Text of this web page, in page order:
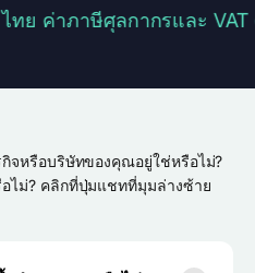
ษีศุลกากรและ VAT ครอบ
จหรือบริษัทของคุณอยู่ใช่หรือไม่?
ไม่? คลิกที่ปุ่มแชทที่มุมล่างซ้าย